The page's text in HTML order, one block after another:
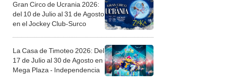
Gran Circo de Ucrania 2026:
del 10 de Julio al 31 de Agosto
en el Jockey Club-Surco
La Casa de Timoteo 2026: Del
17 de Julio al 30 de Agosto en
Mega Plaza - Independencia